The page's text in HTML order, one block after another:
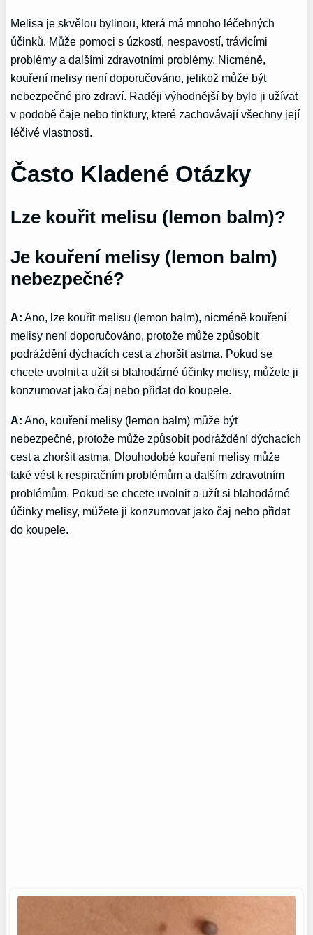
Melisa je skvělou bylinou, která má mnoho léčebných
účinků. Může pomoci s úzkostí, nespavostí, trávicími
problémy a dalšími zdravotními problémy. Nicméně,
kouření melisy není doporučováno, jelikož může být
nebezpečné pro zdraví. Raději výhodnější by bylo ji užívat
v podobě čaje nebo tinktury, které zachovávají všechny její
léčivé vlastnosti.
Často Kladené Otázky
Lze kouřit melisu (lemon balm)?
Je kouření melisy (lemon balm)
nebezpečné?
A: Ano, lze kouřit melisu (lemon balm), nicméně kouření
melisy není doporučováno, protože může způsobit
podráždění dýchacích cest a zhoršit astma. Pokud se
chcete uvolnit a užít si blahodárné účinky melisy, můžete ji
konzumovat jako čaj nebo přidat do koupele.
A: Ano, kouření melisy (lemon balm) může být
nebezpečné, protože může způsobit podráždění dýchacích
cest a zhoršit astma. Dlouhodobé kouření melisy může
také vést k respiračním problémům a dalším zdravotním
problémům. Pokud se chcete uvolnit a užít si blahodárné
účinky melisy, můžete ji konzumovat jako čaj nebo přidat
do koupele.